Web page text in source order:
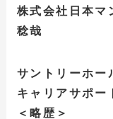
株式会社日本
稔哉
サントリーホー
キャリアサポ
＜略歴＞